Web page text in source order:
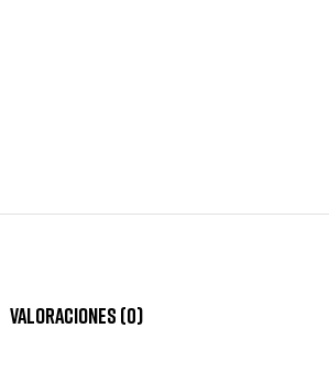
Valoraciones (0)